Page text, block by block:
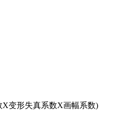
变形失真系数X画幅系数)